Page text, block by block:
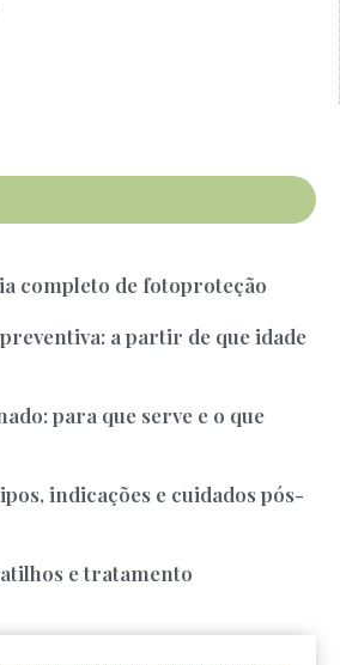
completo de fotoproteção
a partir de que idade
para que serve e o que
indicações e cuidados pós-
e tratamento